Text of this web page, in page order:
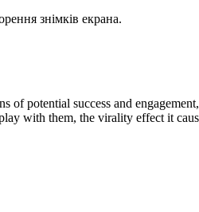
знімків екрана.
potential success and
with them, the virality effect it